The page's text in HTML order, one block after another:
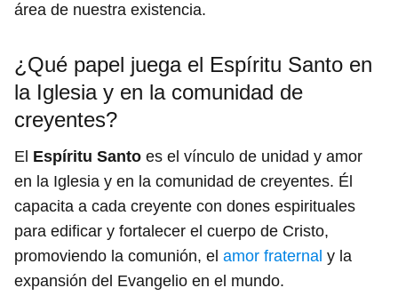
área de nuestra existencia.
¿Qué papel juega el Espíritu Santo en
la Iglesia y en la comunidad de
creyentes?
El Espíritu Santo es el vínculo de unidad y amor
en la Iglesia y en la comunidad de creyentes. Él
capacita a cada creyente con dones espirituales
para edificar y fortalecer el cuerpo de Cristo,
promoviendo la comunión, el amor fraternal y la
expansión del Evangelio en el mundo.